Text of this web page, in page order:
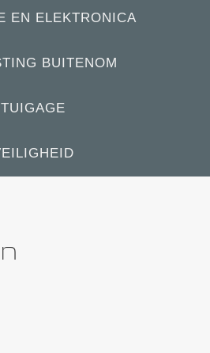
EN ELEKTRONICA
BUITENOM
TUIGAGE